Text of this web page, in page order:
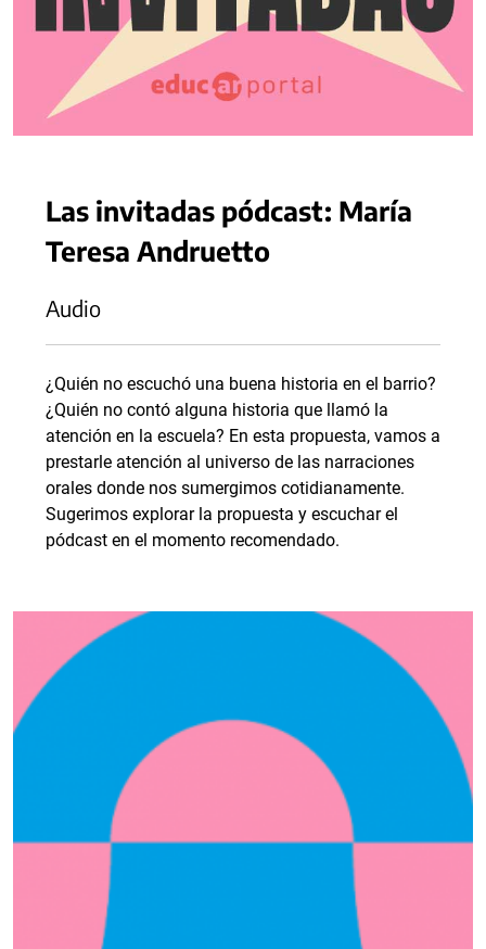
Las invitadas pódcast: María
Teresa Andruetto
Audio
¿Quién no escuchó una buena historia en el barrio?
¿Quién no contó alguna historia que llamó la
atención en la escuela? En esta propuesta, vamos a
prestarle atención al universo de las narraciones
orales donde nos sumergimos cotidianamente.
Sugerimos explorar la propuesta y escuchar el
pódcast en el momento recomendado.